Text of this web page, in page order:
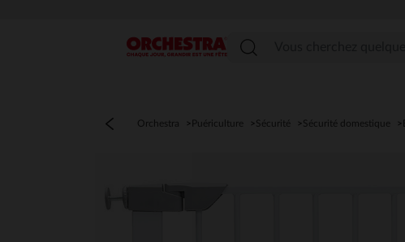
Menu
Orchestra Puériculture Sécurité Sécurité domestique